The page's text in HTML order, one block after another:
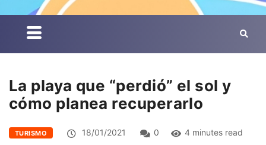
La playa que “perdió” el sol y
cómo planea recuperarlo
TURISMO 18/01/2021 0 4 minutes read